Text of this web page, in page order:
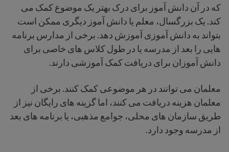
که در آن دانش آموز برای درک بهتر یک موضوع کمک می
کند. یک بزرگسال، معلم یا دانش آموز دیگری ممکن است
بتواند به دانش آموزی آموزش دهد. برخی از مدارس برنامه
هایی را بعد از مدرسه یا در طول کلاس های خاصی برای
دانش آموزان برای دریافت کمک آموزشی دارند.
معلمان می توانند در هر موضوعی کمک کنند. برخی از
معلمان هزینه دریافت می کنند، اما گزینه های رایگان نیز از
طریق سازمان های محلی، جوامع مذهبی، یا برنامه های بعد
از مدرسه وجود دارد.